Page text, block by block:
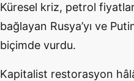
Küresel kriz, petrol
bağlayan Rusya’yı ve
biçimde vurdu.
Kapitalist restorasyon